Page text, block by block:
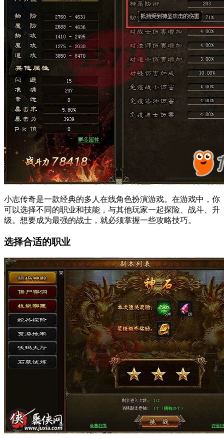
小志传奇是一款经典的多人在线角色扮演游戏。在游戏中，你
可以选择不同的职业和技能，与其他玩家一起探险、战斗、升
级。想要成为最强的战士，就必须掌握一些攻略技巧。
选择合适的职业